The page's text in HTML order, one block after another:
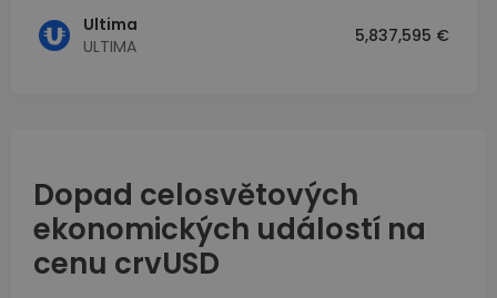
Ultima
ULTIMA
5,837,595 €
Dopad celosvětových
ekonomických událostí na
cenu crvUSD